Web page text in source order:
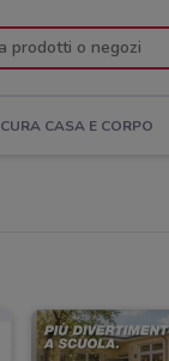
CURA CASA E CORPO